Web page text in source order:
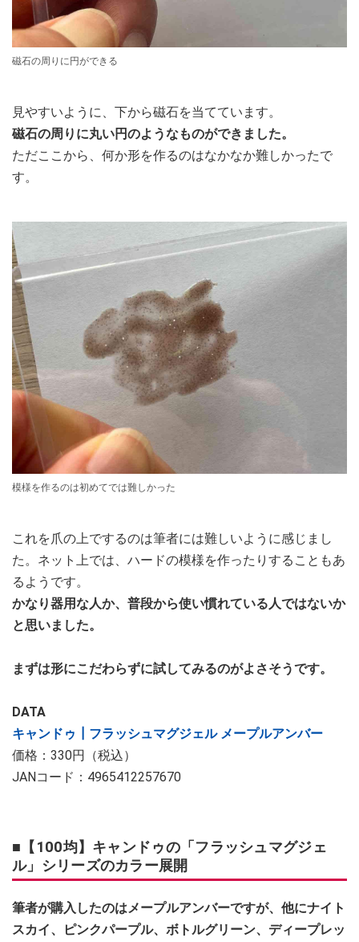
磁石の周りに円ができる
見やすいように、下から磁石を当てています。
磁石の周りに丸い円のようなものができました。
ただここから、何か形を作るのはなかなか難しかったで
す。
模様を作るのは初めてでは難しかった
これを爪の上でするのは筆者には難しいように感じまし
た。ネット上では、ハードの模様を作ったりすることもあ
るようです。
かなり器用な人か、普段から使い慣れている人ではないか
と思いました。
まずは形にこだわらずに試してみるのがよさそうです。
DATA
キャンドゥ┃フラッシュマグジェル メープルアンバー
価格：330円（税込）
JANコード：4965412257670
■【100均】キャンドゥの「フラッシュマグジェ
ル」シリーズのカラー展開
筆者が購入したのはメープルアンバーですが、他にナイト
スカイ、ピンクパープル、ボトルグリーン、ディープレッ